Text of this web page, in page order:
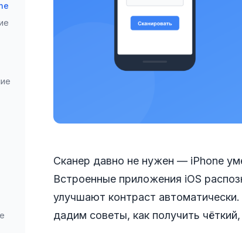
Сканер давно не нужен — iPhone
Встроенные приложения iOS
улучшают контраст
дадим советы, как получить